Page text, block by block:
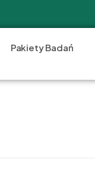
Pakiety Badań